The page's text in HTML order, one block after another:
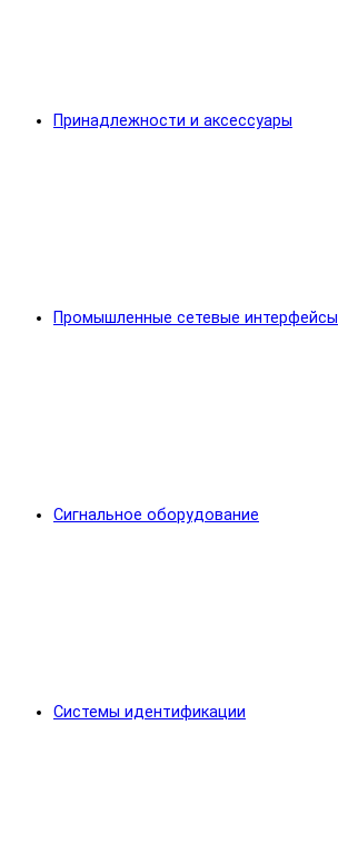
Принадлежности и аксессуары
Промышленные сетевые интерфейсы
Сигнальное оборудование
Системы идентификации